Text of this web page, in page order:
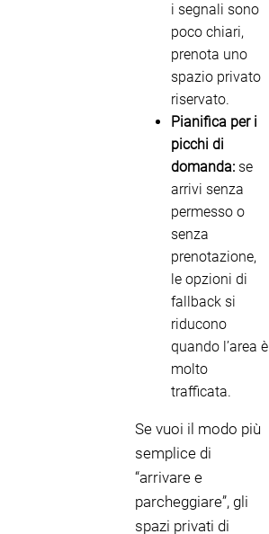
i segnali sono
poco chiari,
prenota uno
spazio privato
riservato.
Pianifica per i
picchi di
domanda: se
arrivi senza
permesso o
senza
prenotazione,
le opzioni di
fallback si
riducono
quando l’area è
molto
trafficata.
Se vuoi il modo più
semplice di
“arrivare e
parcheggiare”, gli
spazi privati di